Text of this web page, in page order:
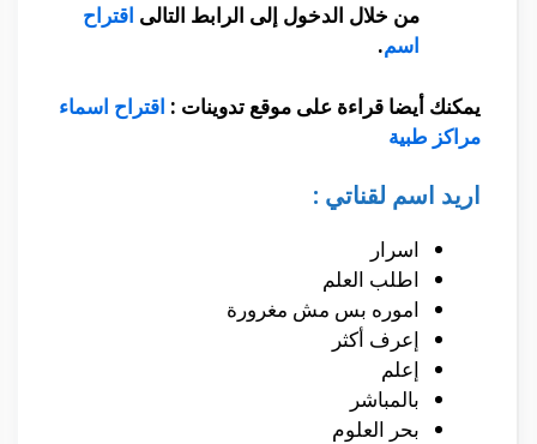
من خلال الدخول إلى الرابط التالى اقتراح
اسم.
يمكنك أيضا قراءة على موقع تدوينات : اقتراح اسماء
مراكز طبية
اريد اسم لقناتي :
اسرار
اطلب العلم
اموره بس مش مغرورة
إعرف أكثر
إعلم
بالمباشر
بحر العلوم